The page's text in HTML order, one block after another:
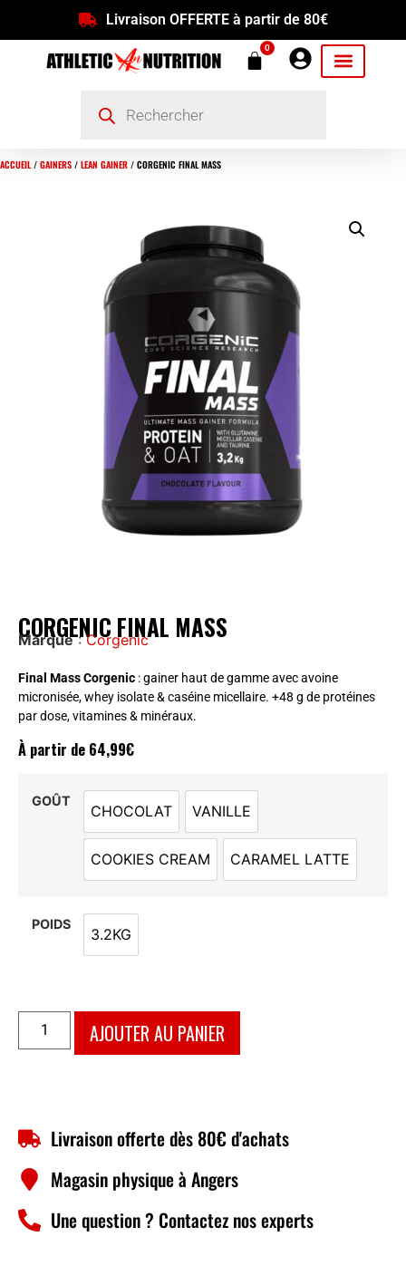
Livraison OFFERTE à partir de 80€
0
ACCUEIL/ GAINERS / LEAN GAINER / CORGENIC FINAL MASS
CORGENIC FINAL MASS
Marque:Corgenic
Final Mass Corgenic : gainer haut de gamme avec avoine
micronisée, whey isolate & caséine micellaire. +48 g de protéines
par dose, vitamines & minéraux.
À partir de 64,99€
GOÛT
CHOCOLAT VANILLE
COOKIES CREAM
COOKIES CREAM
CARAMEL LATTE
POIDS
3.2KG
3.2KG
AJOUTER AU PANIER
Livraison offerte dès 80€ d'achats
Magasin physique à Angers
Une question ? Contactez nos experts